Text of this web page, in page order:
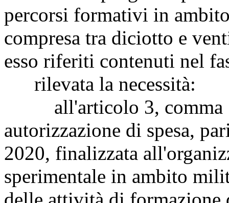
percorsi formativi in
compresa tra diciotto e
esso riferiti contenuti nel
rilevata la necessità:
all'articolo 3, comma
autorizzazione di spesa,
2020, finalizzata
sperimentale in ambito